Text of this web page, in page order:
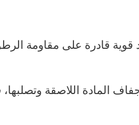
قادرة على مقاومة
المادة اللاصقة وتصلبها،